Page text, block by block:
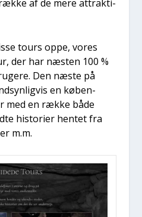
af de mere attrak­ti­
tours oppe, vores
der har næsten 100 %
Den næste på
en køben­
med en ræk­ke både
histo­ri­er hen­tet fra
m.m.